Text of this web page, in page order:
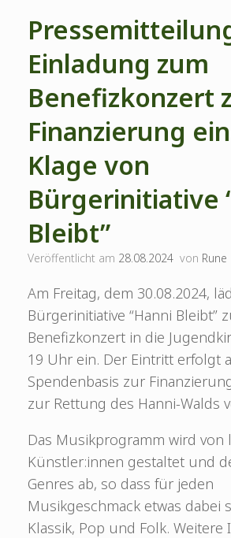
Einladung zum
Benefizkonzert
Finanzierung
Klage von
Bürgerinitiative
Bleibt”
Veröffentlicht am 28.08.2024 von Rune
Am Freitag, dem 30.08.2024,
Bürgerinitiative “Hanni Bleibt”
Benefizkonzert in die
19 Uhr ein. Der Eintritt erfolgt
Spendenbasis zur
zur Rettung des Hanni-Walds
Das Musikprogramm wird von
Künstler:innen gestaltet und
Genres ab, so dass für jeden
Musikgeschmack etwas dabei
Klassik, Pop und Folk.